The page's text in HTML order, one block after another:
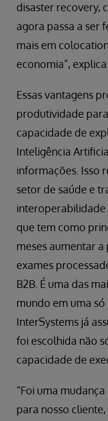
disaster recovery,
agora passa a ser
mais em
economia”,
Essas vantagens
produtividade
capacidade de
Inteligência
informações. Isso
setor de saúde e
que tem como
meses aumentar
exames
B2B. É uma das
mundo em uma
InterSystems já
foi escolhida não
capacidade de
“Foi uma
para nosso